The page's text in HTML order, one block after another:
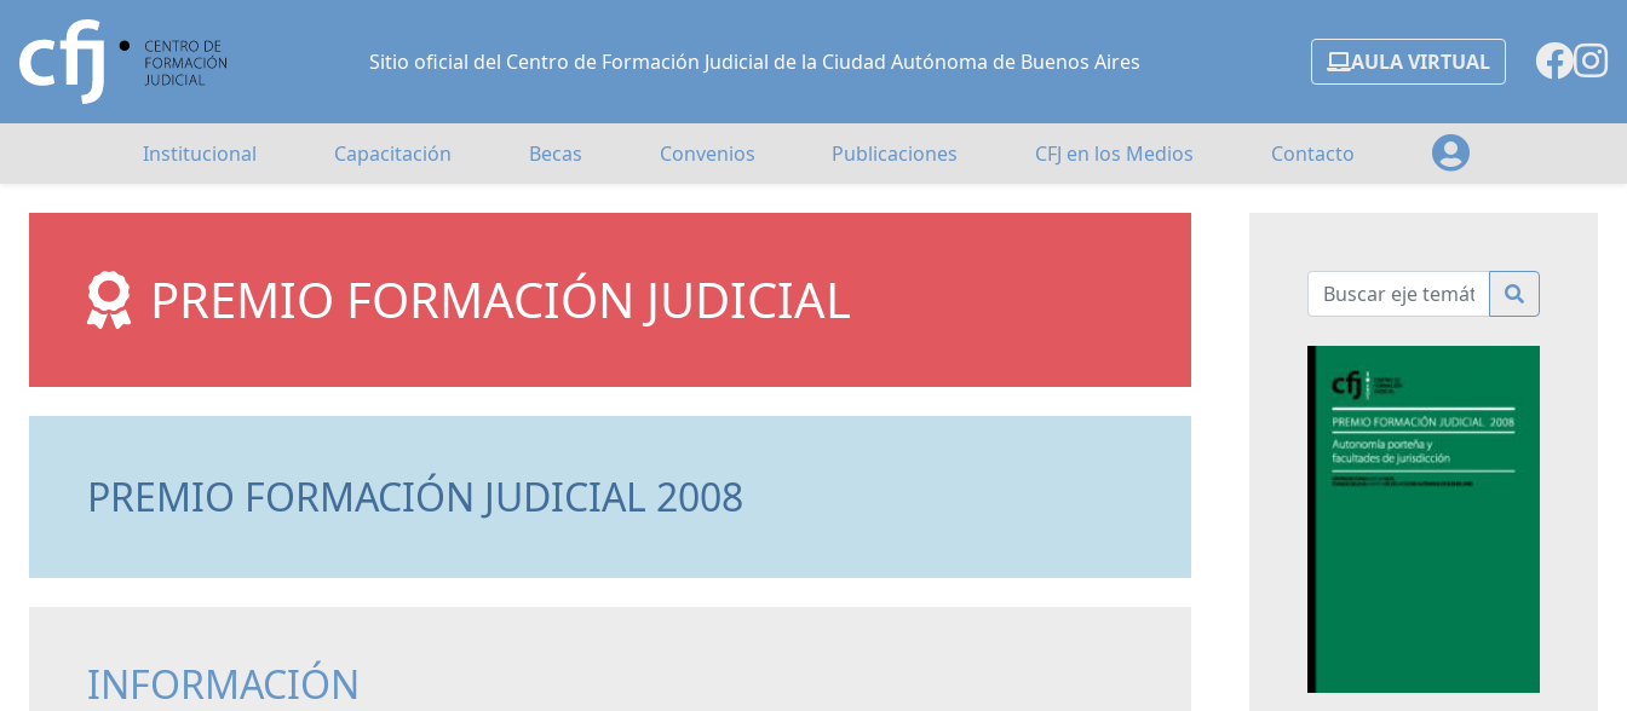
Sitio oficial del Centro de Formación Judicial de la Ciudad Autónoma de Buenos Aires AULA VIRTUAL
Institucional Capacitación Becas Convenios Publicaciones CFJ en los Medios Contacto
PREMIO FORMACIÓN JUDICIAL
PREMIO FORMACIÓN JUDICIAL 2008
INFORMACIÓN